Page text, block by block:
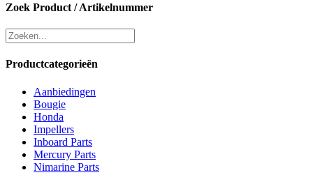
Zoek Product / Artikelnummer
Productcategorieën
Aanbiedingen
Bougie
Honda
Impellers
Inboard Parts
Mercury Parts
Nimarine Parts